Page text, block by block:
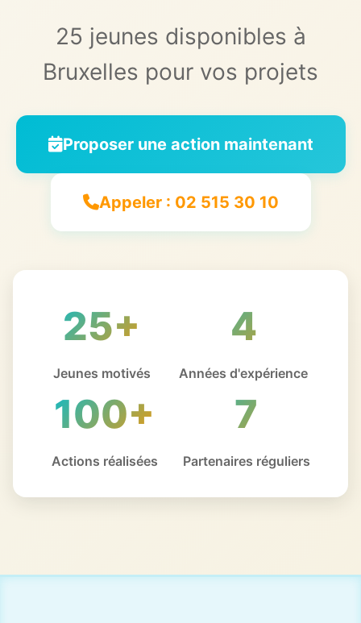
25 jeunes disponibles à
Bruxelles pour vos projets
Proposer une action maintenant
Appeler : 02 515 30 10
25+
Jeunes motivés
4
Années d'expérience
100+
Actions réalisées
7
Partenaires réguliers